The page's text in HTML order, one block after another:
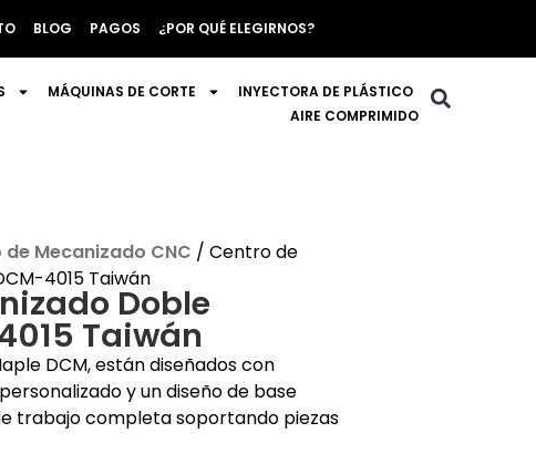
BLOG PAGOS ¿POR QUÉ ELEGIRNOS?
MÁQUINAS DE CORTE
INYECTORA DE PLÁSTICO
AIRE COMPRIMIDO
Mecanizado CNC / Centro de
4015 Taiwán
Doble
Taiwán
DCM, están diseñados con
y un diseño de base
trabajo completa soportando piezas